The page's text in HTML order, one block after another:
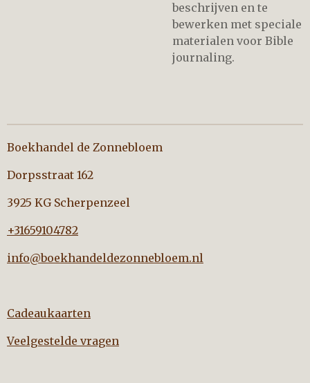
beschrijven en te
bewerken met speciale
materialen voor Bible
journaling.
Boekhandel de Zonnebloem
Dorpsstraat 162
3925 KG Scherpenzeel
+31659104782
info@boekhandeldezonnebloem.nl
Cadeaukaarten
Veelgestelde vragen